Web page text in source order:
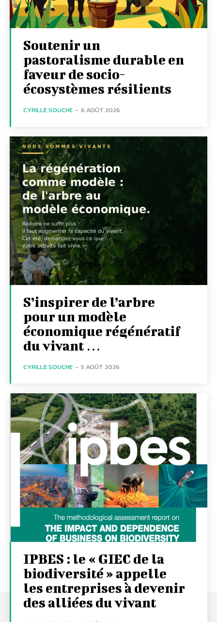
Soutenir un
pastoralisme durable en
faveur de socio-
écosystèmes résilients
CYRILLE SOUCHE - 6 AOÛT 2026
S’inspirer de l’arbre
pour un modèle
économique régénératif
du vivant …
CYRILLE SOUCHE - 5 AOÛT 2026
IPBES : le « GIEC de la
biodiversité » appelle
les entreprises à devenir
des alliées du vivant